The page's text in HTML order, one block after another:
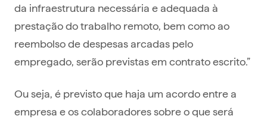
da infraestrutura necessária e adequada à
prestação do trabalho remoto, bem como ao
reembolso de despesas arcadas pelo
empregado, serão previstas em contrato escrito.”
Ou seja, é previsto que haja um acordo entre a
empresa e os colaboradores sobre o que será